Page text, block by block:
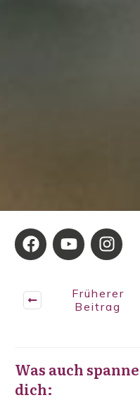
Früherer
Beitrag
Was auch
dich: